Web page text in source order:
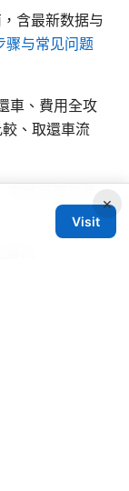
含最新数据与
骤与常见问题
車、費用全攻
、取還車流
放時間與參
问
×
Visit